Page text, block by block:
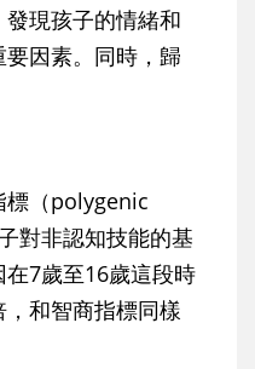
現孩子的情緒和
因素。同時，歸
標（polygenic
對非認知技能的基
7歲至16歲這段時
和智商指標同樣